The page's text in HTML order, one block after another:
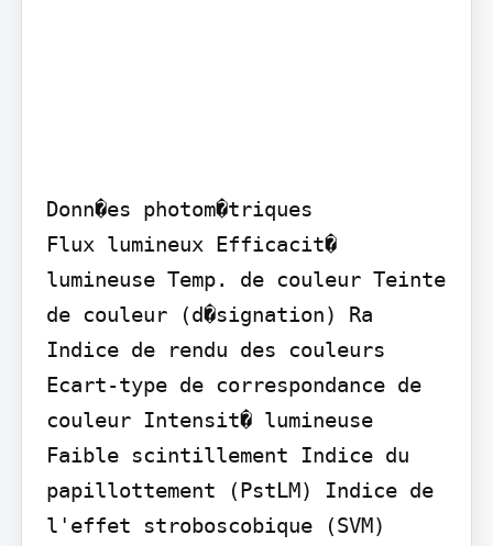
Donn�es photom�triques
Flux lumineux Efficacit�
lumineuse Temp. de couleur Teinte
de couleur (d�signation) Ra
Indice de rendu des couleurs
Ecart-type de correspondance de
couleur Intensit� lumineuse
Faible scintillement Indice du
papillottement (PstLM) Indice de
l'effet stroboscobique (SVM)